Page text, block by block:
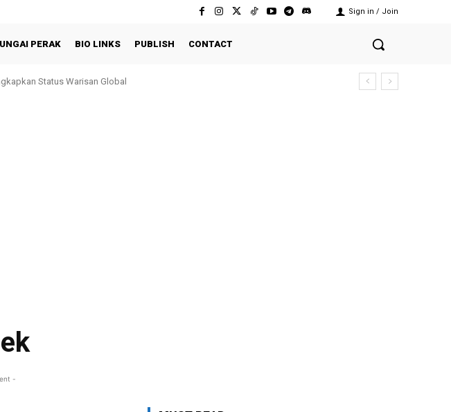
Sign in / Join
PERAK BIO LINKS PUBLISH CONTACT
Status Warisan Global
-